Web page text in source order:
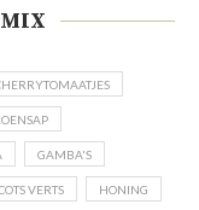
GAMBA'S
VERTS HONING